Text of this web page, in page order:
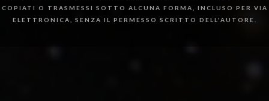
COPIATI O TRASMESSI SOTTO ALCUNA FORMA, INCLUSO PER VIA
ELETTRONICA, SENZA IL PERMESSO SCRITTO DELL'AUTORE.